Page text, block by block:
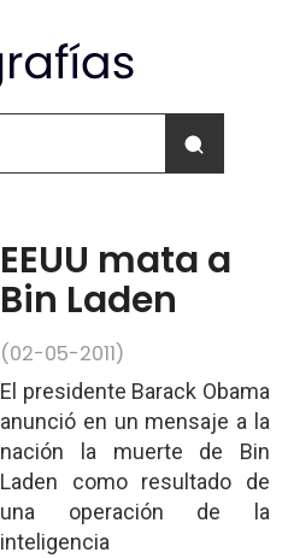
EEUU mata a
Bin Laden
(02-05-2011)
El presidente Barack Obama
anunció en un mensaje a la
nación la muerte de Bin
Laden como resultado de
una operación de la
inteligencia